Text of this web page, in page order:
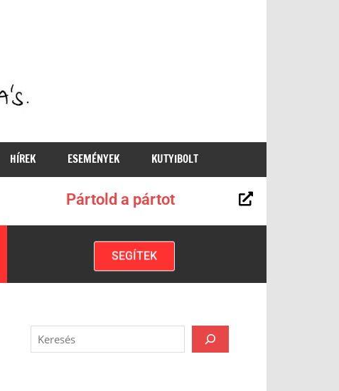
HÍREK ESEMÉNYEK KUTYIBOLT
Pártold a pártot
SEGÍTEK